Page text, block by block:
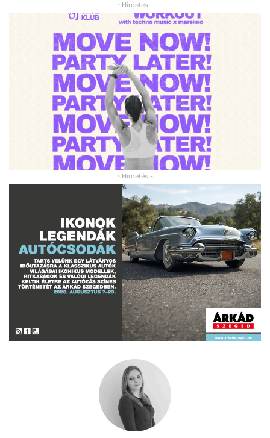
- Hirdetés -
- Hirdetés -